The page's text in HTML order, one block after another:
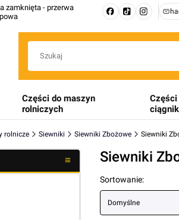
zamknięta - przerwa
Części do maszyn
rolniczych
Części
rolnicze Siewniki Siewniki Zbożowe Siewniki
Siewniki
Lista
Sortowanie:
Domyślne